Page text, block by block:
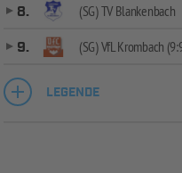
8.
(SG) TV Blankenbach
9.
(SG) VfL Krombach
LEGENDE